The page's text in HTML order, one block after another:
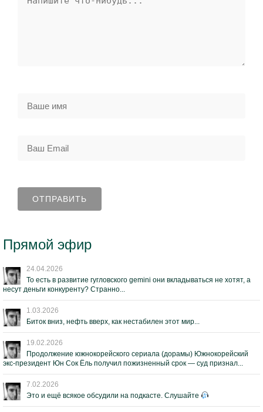
Прямой эфир
24.04.2026
То есть в развитие гугловского gemini они вкладываться не хотят, а
несут деньги конкуренту? Странно...
1.03.2026
Биток вниз, нефть вверх, как нестабилен этот мир...
19.02.2026
Продолжение южнокорейского сериала (дорамы) Южнокорейский
экс-президент Юн Сок Ёль получил пожизненный срок — суд признал...
7.02.2026
Это и ещё всякое обсудили на подкасте. Слушайте